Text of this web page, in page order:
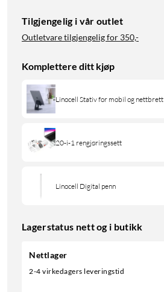
Tilgjengelig i vår outlet
Outletvare tilgjengelig for 350,-
Komplettere ditt kjøp
Linocell Stativ for mobil og nettbrett
20-i-1 rengjøringssett
Linocell Digital penn
Lagerstatus nett og i butikk
Nettlager
2-4 virkedagers leveringstid